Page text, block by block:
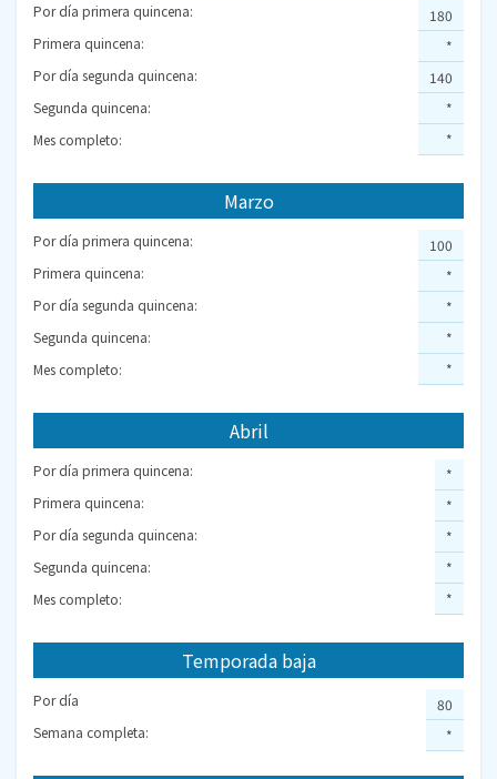
Por día primera quincena:
Primera quincena:
Por día segunda quincena:
Segunda quincena:
Mes completo:
180
*
140
*
*
Marzo
Por día primera quincena:
Primera quincena:
Por día segunda quincena:
Segunda quincena:
Mes completo:
100
*
*
*
*
Abril
Por día primera quincena:
Primera quincena:
Por día segunda quincena:
Segunda quincena:
Mes completo:
*
*
*
*
*
Temporada baja
Por día
Semana completa:
80
*